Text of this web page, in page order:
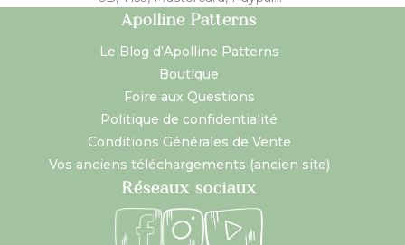
Apolline Patterns
Le Blog d’Apolline Patterns
Boutique
Foire aux Questions
Politique de confidentialité
Conditions Générales de Vente
Vos anciens téléchargements (ancien site)
Réseaux sociaux